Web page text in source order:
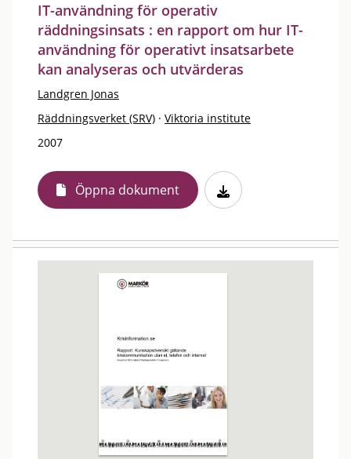
IT-användning för operativ
räddningsinsats : en rapport om hur IT-
användning för operativt insatsarbete
kan analyseras och utvärderas
Landgren Jonas
Räddningsverket (SRV) · Viktoria institute
2007
Öppna dokument